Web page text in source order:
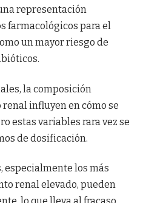
representación
farmacológicos para el
un mayor riesgo de
la composición
influyen en cómo se
estas variables rara vez se
de dosificación.
especialmente los más
renal elevado, pueden